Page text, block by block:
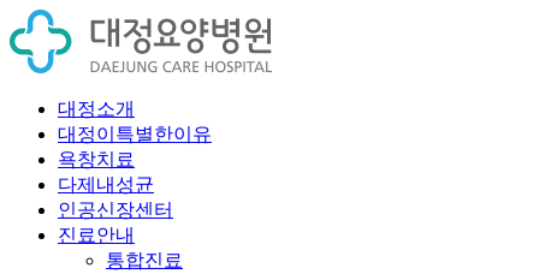
대정소개
대정이특별한이유
욕창치료
다제내성균
인공신장센터
진료안내
통합진료